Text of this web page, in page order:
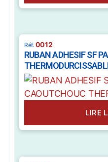
RUBAN ADHESIF SF
0012
LIRE